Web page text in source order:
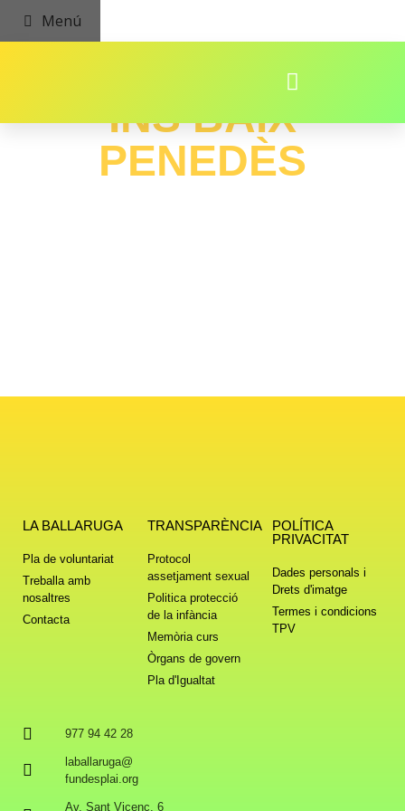
Menú
INS BAIX
PENEDÈS
LA BALLARUGA
Pla de voluntariat
Treballa amb
nosaltres
Contacta
TRANSPARÈNCIA
Protocol
assetjament sexual
Politica protecció
de la infància
Memòria curs
Òrgans de govern
Pla d'Igualtat
POLÍTICA
PRIVACITAT
Dades personals i
Drets d'imatge
Termes i condicions
TPV
977 94 42 28
laballaruga@
fundesplai.org
Av. Sant Vicenç, 6